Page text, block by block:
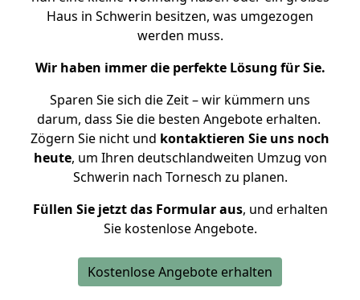
Haus in Schwerin besitzen, was umgezogen
werden muss.
Wir haben immer die perfekte Lösung für Sie.
Sparen Sie sich die Zeit – wir kümmern uns
darum, dass Sie die besten Angebote erhalten.
Zögern Sie nicht und kontaktieren Sie uns noch
heute, um Ihren deutschlandweiten Umzug von
Schwerin nach Tornesch zu planen.
Füllen Sie jetzt das Formular aus, und erhalten
Sie kostenlose Angebote.
Kostenlose Angebote erhalten